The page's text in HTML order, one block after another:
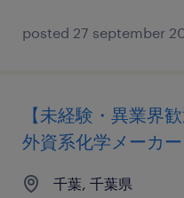
posted 27 september
【未経験・異業界
外資系化学メーカー
千葉, 千葉県